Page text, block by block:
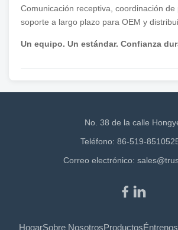
Comunicación receptiva, coordinación de
soporte a largo plazo para OEM y
Un equipo. Un estándar. Confianza
No. 38 de la calle
Teléfono: 86-519-
Correo electrónico:
HogarSobre NosotrosProductos